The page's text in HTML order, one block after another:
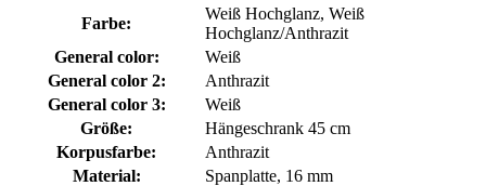
Farbe:
Weiß Hochglanz, Weiß
Hochglanz/Anthrazit
General color:
Weiß
General color 2:
Anthrazit
General color 3:
Weiß
Größe:
Hängeschrank 45 cm
Korpusfarbe:
Anthrazit
Material:
Spanplatte, 16 mm